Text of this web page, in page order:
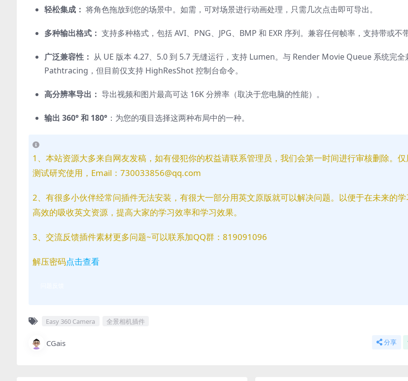
轻松集成： 将角色拖放到您的场景中。如需，可对场景进行动画处理，只需几次点击即可导出。
多种输出格式： 支持多种格式，包括 AVI、PNG、JPG、BMP 和 EXR 序列。兼容任何帧率，支持带或不
广泛兼容性： 从 UE 版本 4.27、5.0 到 5.7 无缝运行，支持 Lumen。与 Render Movie Queue 系统完全
Pathtracing，但目前仅支持 HighResShot 控制台命令。
高分辨率导出： 导出视频和图片最高可达 16K 分辨率（取决于您电脑的性能）。
输出 360° 和 180° ：为您的项目选择这两种布局中的一种。
1、本站资源大多来自网友发稿，如有侵犯你的权益请联系管理员，我们会第一时间进行审核删除。
测试研究使用，Email：730033856@qq.com
2、有很多小伙伴经常问插件无法安装，有很大一部分用英文原版就可以解决问题。以便于在未来的
高效的吸收英文资源，提高大家的学习效率和学习效果。
3、交流反馈插件素材更多问题~可以联系加QQ群：819091096
解压密码点击查看
Easy 360 Camera 全景相机插件
CGais 分享